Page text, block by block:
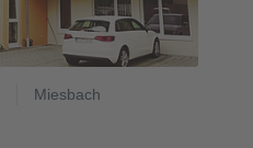
Miesbach